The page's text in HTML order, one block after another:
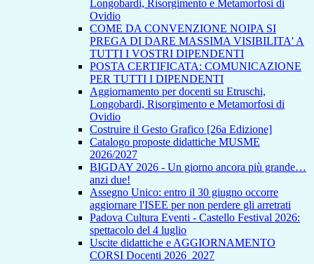
Longobardi, Risorgimento e Metamorfosi di
Ovidio
COME DA CONVENZIONE NOIPA SI
PREGA DI DARE MASSIMA VISIBILITA' A
TUTTI I VOSTRI DIPENDENTI
POSTA CERTIFICATA: COMUNICAZIONE
PER TUTTI I DIPENDENTI
Aggiornamento per docenti su Etruschi,
Longobardi, Risorgimento e Metamorfosi di
Ovidio
Costruire il Gesto Grafico [26a Edizione]
Catalogo proposte didattiche MUSME
2026/2027
BIGDAY 2026 - Un giorno ancora più grande…
anzi due!
Assegno Unico: entro il 30 giugno occorre
aggiornare l'ISEE per non perdere gli arretrati
Padova Cultura Eventi - Castello Festival 2026:
spettacolo del 4 luglio
Uscite didattiche e AGGIORNAMENTO
CORSI Docenti 2026_2027